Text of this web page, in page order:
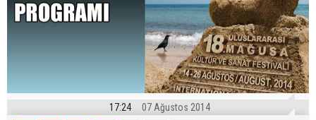
17:24 07 Ağustos 2014